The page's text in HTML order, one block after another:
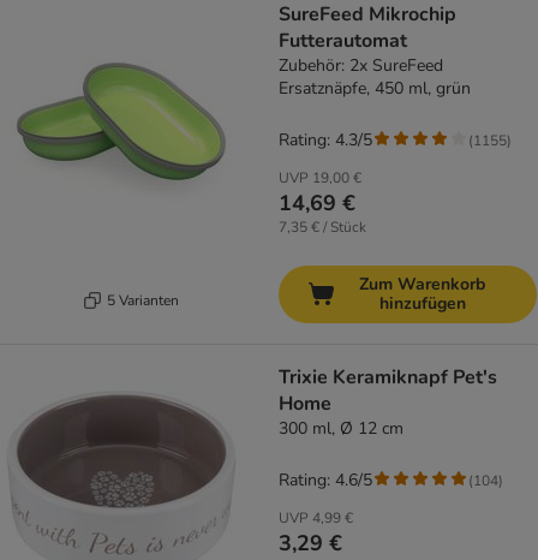
5 Varianten
SureFeed Mikrochip
Futterautomat
Zubehör: 2x SureFeed
Ersatznäpfe, 450 ml, grün
UVP 19,00 €
14,69 €
7,35 € / Stück
Rating: 4.3/5 (1155)
Zum Warenkorb
hinzufügen
Trixie Keramiknapf Pet's
Home
300 ml, Ø 12 cm
UVP 4,99 €
3,29 €
Rating: 4.6/5 (104)